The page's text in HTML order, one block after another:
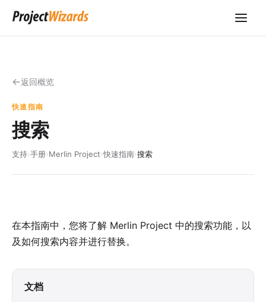
返回概览
快速指南
搜索
支持›手册›Merlin Project›快速指南›搜索
在本指南中，您将了解 Merlin Project 中的搜索功能，以
及如何搜索内容并进行替换。
文档